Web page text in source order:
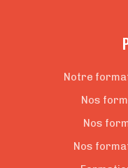
Notre
Nos
Nos
Nos